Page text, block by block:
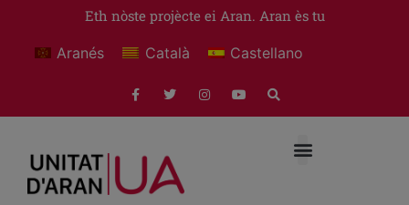
Eth nòste projècte ei Aran. Aran ès tu
Aranés Català Castellano